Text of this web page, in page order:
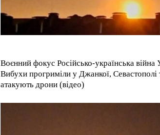
Воєнний фокус Російсько-українська
Вибухи прогриміли у Джанкої,
атакують дрони (відео)